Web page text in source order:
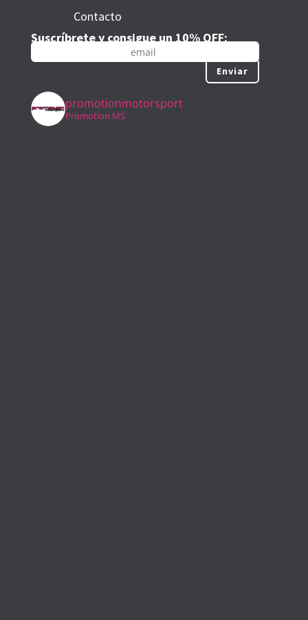
Contacto
Suscríbrete y consigue un 10% OFF:
Enviar
promotionmotorsport
Promotion MS